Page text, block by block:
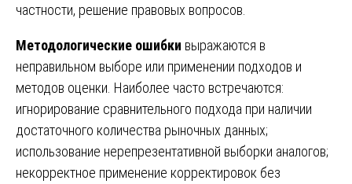
частности, решение правовых вопросов.
Методологические ошибки выражаются в
неправильном выборе или применении подходов и
методов оценки. Наиболее часто встречаются:
игнорирование сравнительного подхода при наличии
достаточного количества рыночных данных;
использование нерепрезентативной выборки аналогов;
некорректное применение корректировок без